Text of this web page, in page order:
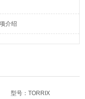
介绍
型号：TORRIX